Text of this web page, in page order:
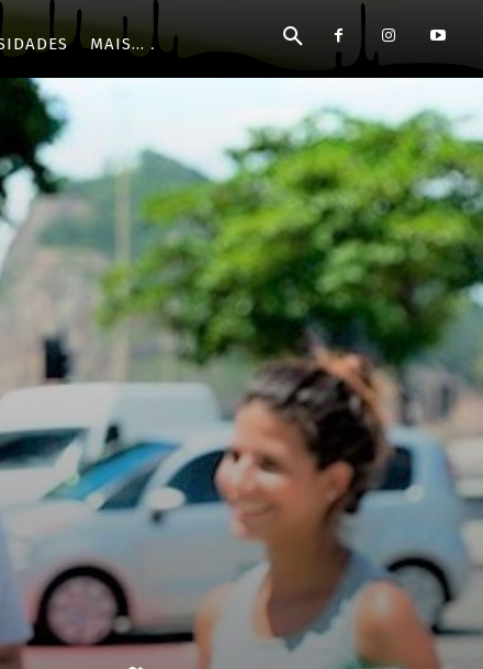
MAIS...